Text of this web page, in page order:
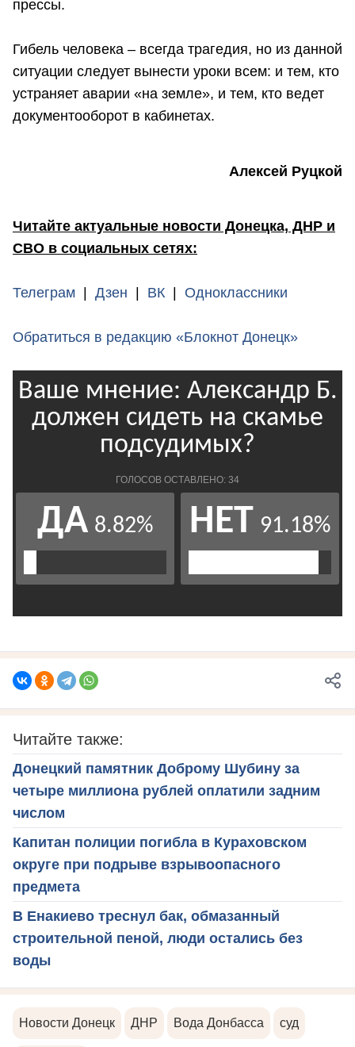
прессы.
Гибель человека – всегда трагедия, но из данной
ситуации следует вынести уроки всем: и тем, кто
устраняет аварии «на земле», и тем, кто ведет
документооборот в кабинетах.
Алексей Руцкой
Читайте актуальные новости Донецка, ДНР и
СВО в социальных сетях:
Телеграм | Дзен | ВК | Одноклассники
Обратиться в редакцию «Блокнот Донецк»
Читайте также:
Донецкий памятник Доброму Шубину за
четыре миллиона рублей оплатили задним
числом
Капитан полиции погибла в Кураховском
округе при подрыве взрывоопасного
предмета
В Енакиево треснул бак, обмазанный
строительной пеной, люди остались без
воды
Новости Донецк ДНР Вода Донбасса суд